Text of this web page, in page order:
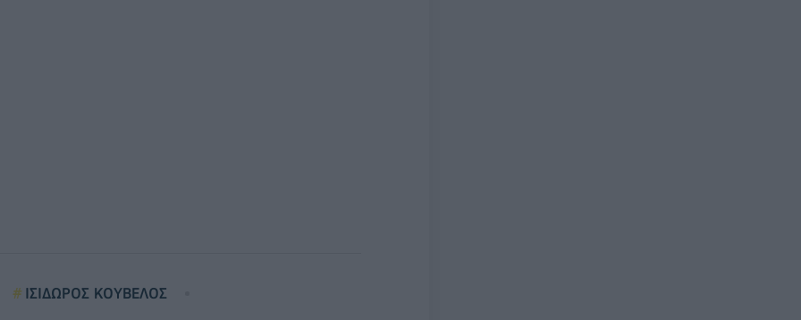
ΙΣΙΔΩΡΟΣ ΚΟΥΒΕΛΟΣ